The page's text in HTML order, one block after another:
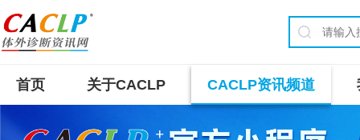
首页 关于CACLP CACLP资讯频道